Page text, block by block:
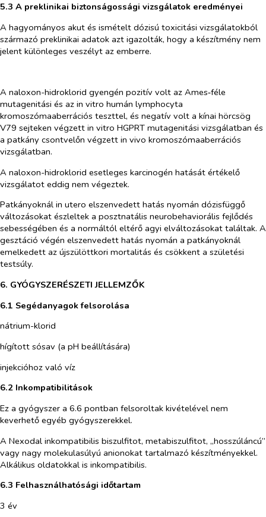
5.3 A preklinikai biztonságossági vizsgálatok eredményei
A hagyományos akut és ismételt dózisú toxicitási vizsgálatokból
származó preklinikai adatok azt igazolták, hogy a készítmény nem
jelent különleges veszélyt az emberre.
A naloxon-hidroklorid gyengén pozitív volt az Ames‑féle
mutagenitási és az in vitro humán lymphocyta
kromoszómaaberrációs teszttel, és negatív volt a kínai hörcsög
V79 sejteken végzett in vitro HGPRT mutagenitási vizsgálatban és
a patkány csontvelőn végzett in vivo kromoszómaaberrációs
vizsgálatban.
A naloxon-hidroklorid esetleges karcinogén hatását értékelő
vizsgálatot eddig nem végeztek.
Patkányoknál in utero elszenvedett hatás nyomán dózisfüggő
változásokat észleltek a posztnatális neurobehaviorális fejlődés
sebességében és a normáltól eltérő agyi elváltozásokat találtak. A
gesztáció végén elszenvedett hatás nyomán a patkányoknál
emelkedett az újszülöttkori mortalitás és csökkent a születési
testsúly.
6. GYÓGYSZERÉSZETI JELLEMZŐK
6.1 Segédanyagok felsorolása
nátrium-klorid
hígított sósav (a pH beállítására)
injekcióhoz való víz
6.2 Inkompatibilitások
Ez a gyógyszer a 6.6 pontban felsoroltak kivételével nem
keverhető egyéb gyógyszerekkel.
A Nexodal inkompatibilis biszulfitot, metabiszulfitot, „hosszúláncú”
vagy nagy molekulasúlyú anionokat tartalmazó készítményekkel.
Alkálikus oldatokkal is inkompatibilis.
6.3 Felhasználhatósági időtartam
3 év